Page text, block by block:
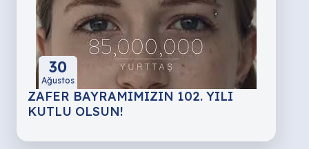
30
Ağustos
ZAFER BAYRAMIMIZIN 102. YILI
KUTLU OLSUN!